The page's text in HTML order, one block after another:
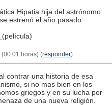
Hipatia hija del astrónomo
estrenó el año pasado.
_(película)
horas) (responder)
contrar una historia de esa
si no mas bien en los
griegos y en su lucha por
de una nueva religión.